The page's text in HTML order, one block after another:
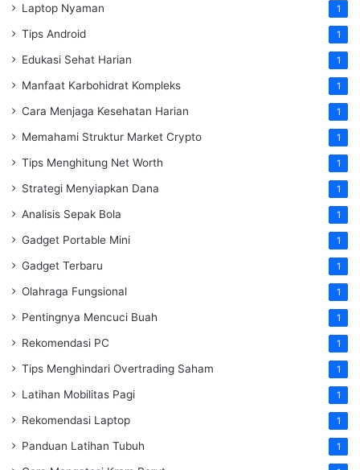
Laptop Nyaman 1
Tips Android 1
Edukasi Sehat Harian 1
Manfaat Karbohidrat Kompleks 1
Cara Menjaga Kesehatan Harian 1
Memahami Struktur Market Crypto 1
Tips Menghitung Net Worth 1
Strategi Menyiapkan Dana 1
Analisis Sepak Bola 1
Gadget Portable Mini 1
Gadget Terbaru 1
Olahraga Fungsional 1
Pentingnya Mencuci Buah 1
Rekomendasi PC 1
Tips Menghindari Overtrading Saham 1
Latihan Mobilitas Pagi 1
Rekomendasi Laptop 1
Panduan Latihan Tubuh 1